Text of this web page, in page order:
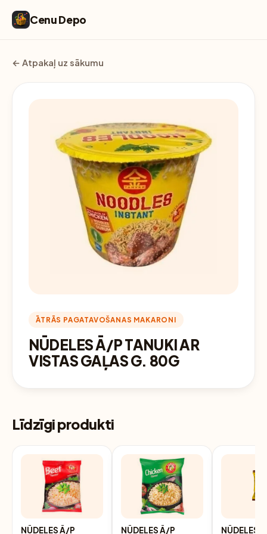
Cenu Depo
← Atpakaļ uz sākumu
ĀTRĀS PAGATAVOŠANAS MAKARONI
NŪDELES Ā/P TANUKI AR
VISTAS GAĻAS G. 80G
Līdzīgi produkti
NŪDELES Ā/P
NŪDELES Ā/P
NŪDELES